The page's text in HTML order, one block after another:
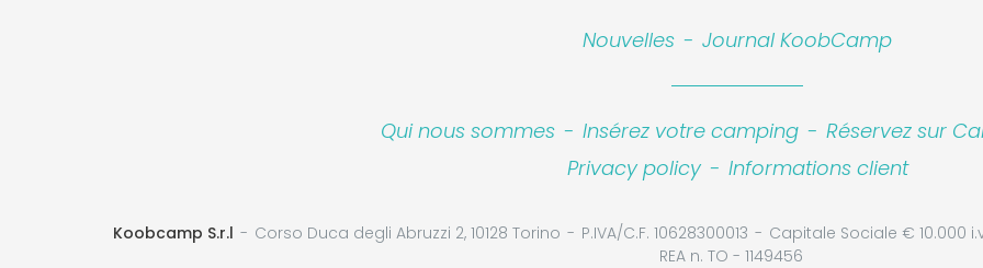
Nouvelles - Journal KoobCamp
Qui nous sommes - Insérez votre camping - Réservez sur
Privacy policy - Informations client
Koobcamp S.r.l Corso Duca degli Abruzzi 2, 10128 Torino P.IVA/C.F. 10628300013 Capitale Sociale € 10.000
REA n. TO - 1149456